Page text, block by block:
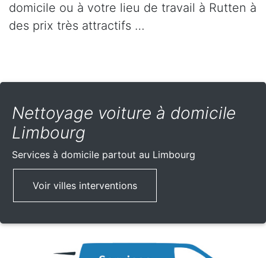
domicile ou à votre lieu de travail à Rutten à
des prix très attractifs …
Nettoyage voiture à domicile
Limbourg
Services à domicile partout au Limbourg
Voir villes interventions